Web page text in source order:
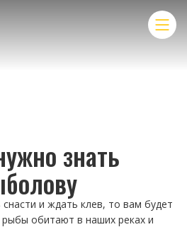
знать
и ждать клев, то вам будет
рыбы обитают в наших реках и